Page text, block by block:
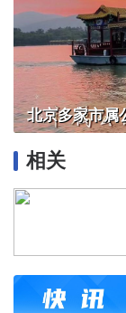
相关